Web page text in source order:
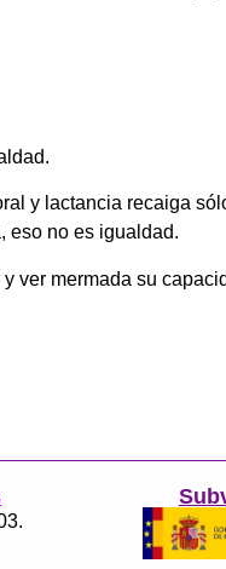
y lactancia recaiga
eso no es igualdad.
ver mermada su